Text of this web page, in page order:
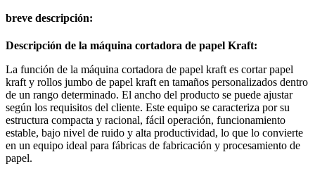
breve descripción:
Descripción de la máquina cortadora de papel Kraft:
La función de la máquina cortadora de papel kraft es cortar papel
kraft y rollos jumbo de papel kraft en tamaños personalizados dentro
de un rango determinado. El ancho del producto se puede ajustar
según los requisitos del cliente. Este equipo se caracteriza por su
estructura compacta y racional, fácil operación, funcionamiento
estable, bajo nivel de ruido y alta productividad, lo que lo convierte
en un equipo ideal para fábricas de fabricación y procesamiento de
papel.